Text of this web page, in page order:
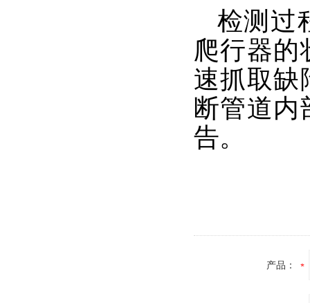
检测过
爬行器的
速抓取缺
断管道内
告。
产品：